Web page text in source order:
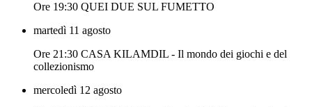
Ore 19:30 QUEI DUE SUL FUMETTO
martedì 11 agosto
Ore 21:30 CASA KILAMDIL - Il mondo dei giochi e del
collezionismo
mercoledì 12 agosto